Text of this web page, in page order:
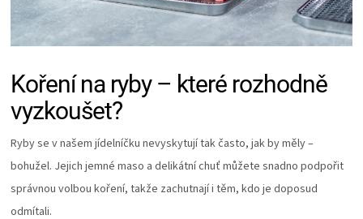
Koření na ryby – které rozhodně
vyzkoušet?
Ryby se v našem jídelníčku nevyskytují tak často, jak by měly –
bohužel. Jejich jemné maso a delikátní chuť můžete snadno podpořit
správnou volbou koření, takže zachutnají i těm, kdo je doposud
odmítali.